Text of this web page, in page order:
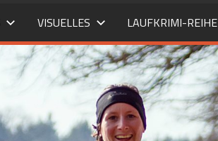
VISUELLES LAUFKRIMI-REIHE